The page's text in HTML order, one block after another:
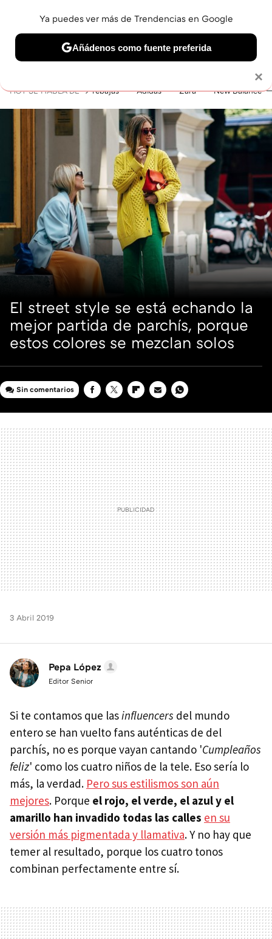
BELLEZA SHOPPING VIAJES GASTRO SNEAKERS
HOY SE HABLA DE rebajas Adidas Zara New Balance
El street style se está echando la
mejor partida de parchís, porque
estos colores se mezclan solos
Sin comentarios
3 Abril 2019
Pepa López
Editor Senior
Si te contamos que lasinfluencers del mundo
entero se han vuelto fans auténticas de del
parchís, no es porque vayan cantando 'Cumpleaños
feliz' como los cuatro niños de la tele. Eso sería lo
más, la verdad. Pero sus estilismos son aún
mejores. Porque el rojo, el verde, el azul y el
amarillo han invadido todas las calles en su
versión más pigmentada y llamativa. Y no hay que
temer al resultado, porque los cuatro tonos
combinan perfectamente entre sí.
×
Ya puedes ver más de Trendencias en Google
Añádenos como fuente preferida